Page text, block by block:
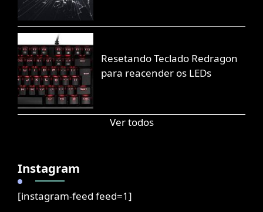
Resetando Teclado Redragon
para reacender os LEDs
Ver todos
Instagram
[instagram-feed feed=1]